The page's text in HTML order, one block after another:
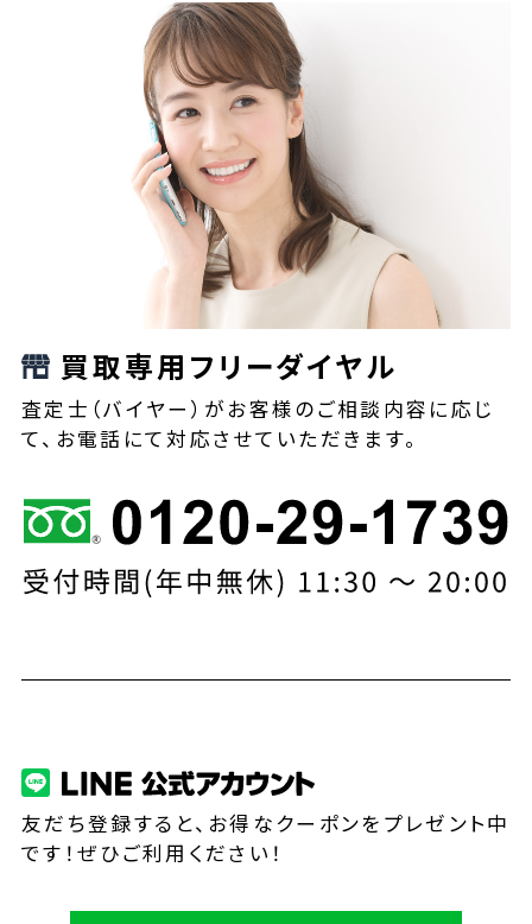
買取専用フリーダイヤル
査定士（バイヤー）がお客様のご相談内容に応じ
て、お電話にて対応させていただきます。
友だち登録すると、お得なクーポンをプレゼント中
です！ぜひご利用ください！